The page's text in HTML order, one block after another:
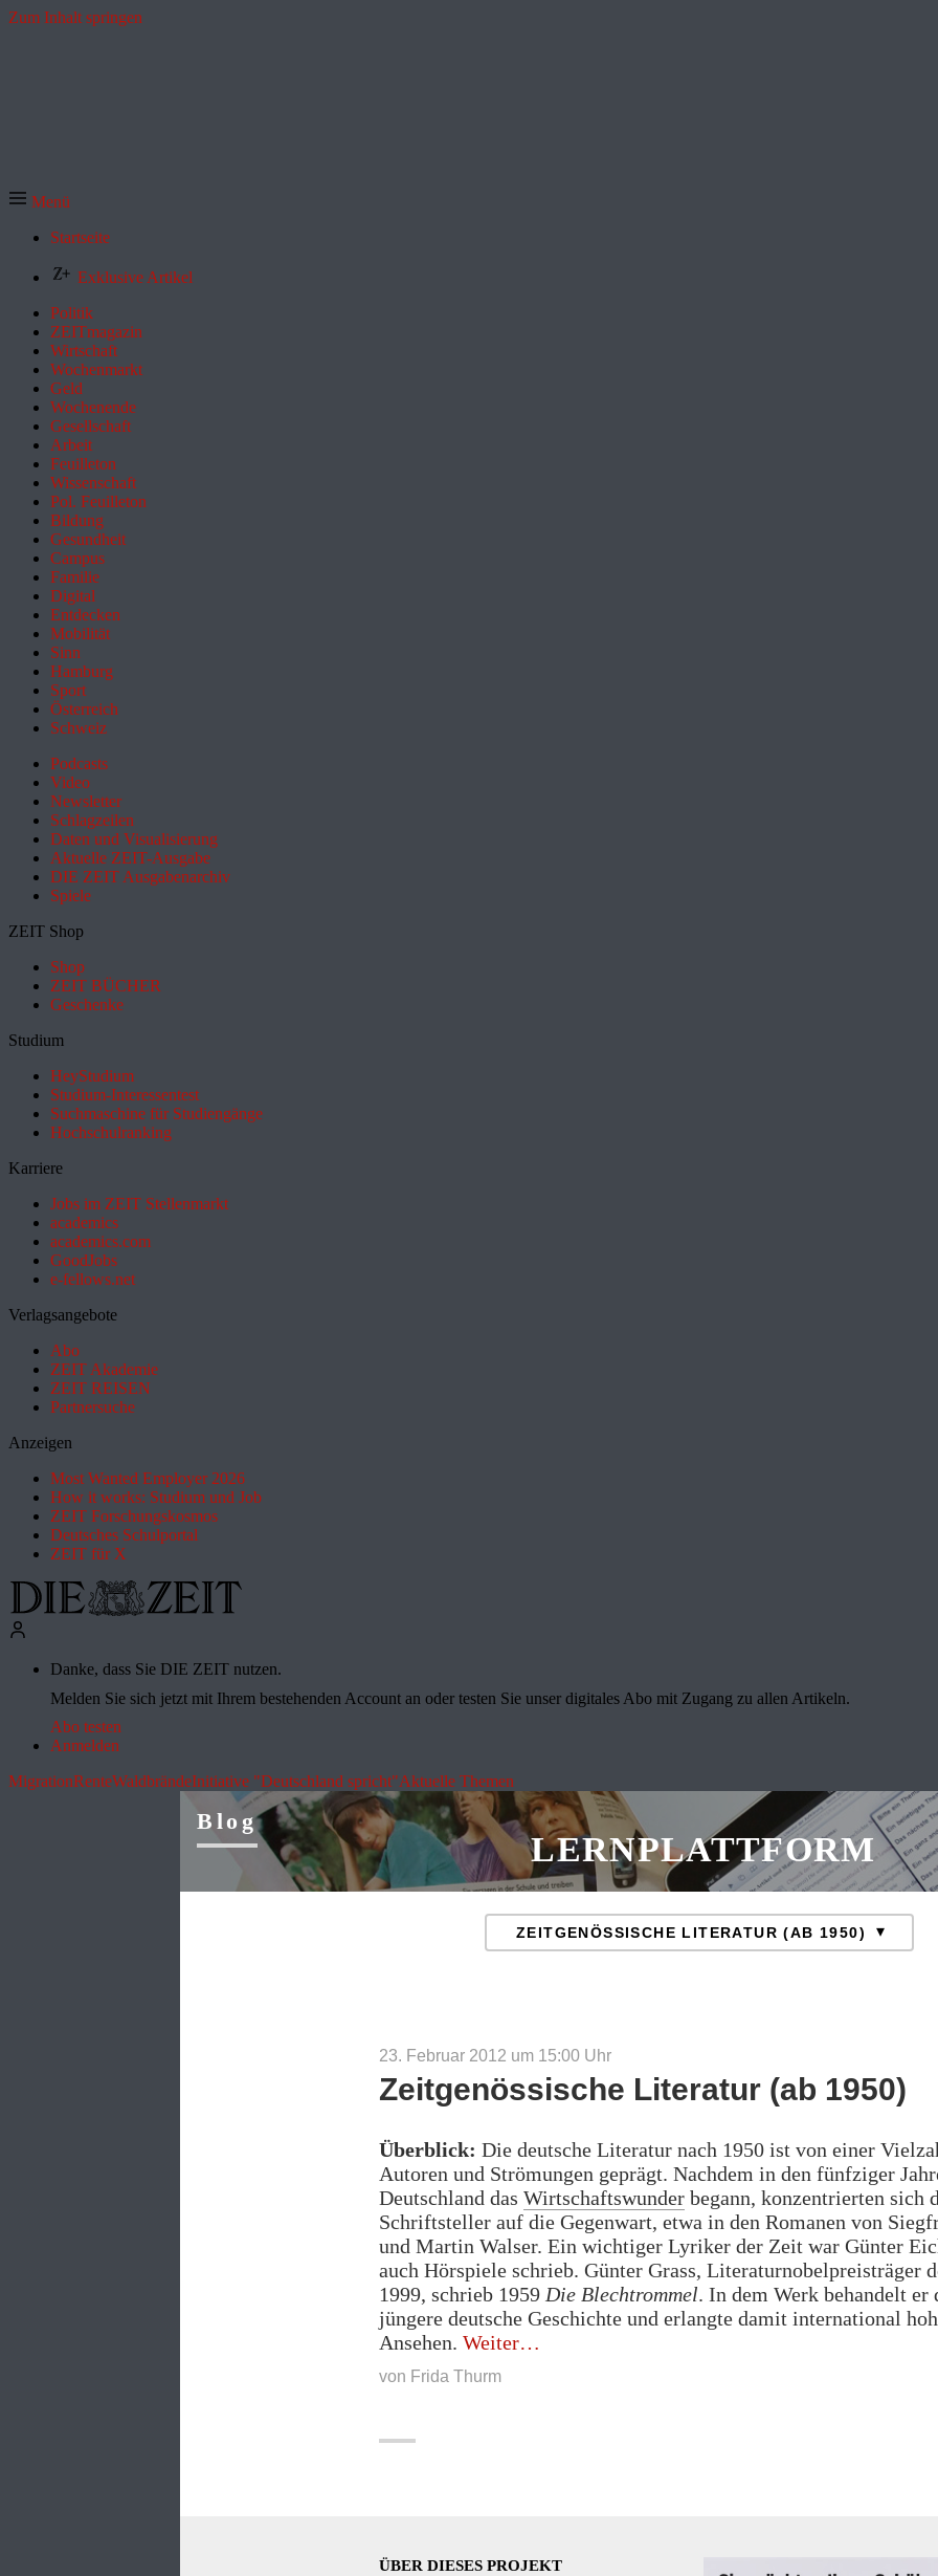
Zum Inhalt springen
Menü
Startseite
Exklusive Artikel
Politik
ZEITmagazin
Wirtschaft
Wochenmarkt
Geld
Wochenende
Gesellschaft
Arbeit
Feuilleton
Wissenschaft
Pol. Feuilleton
Bildung
Gesundheit
Campus
Familie
Digital
Entdecken
Mobilität
Sinn
Hamburg
Sport
Österreich
Schweiz
Podcasts
Video
Newsletter
Schlagzeilen
Daten und Visualisierung
Aktuelle ZEIT-Ausgabe
DIE ZEIT Ausgabenarchiv
Spiele
ZEIT Shop
Shop
ZEIT BÜCHER
Geschenke
Studium
HeyStudium
Studium-Interessentest
Suchmaschine für Studiengänge
Hochschulranking
Karriere
Jobs im ZEIT Stellenmarkt
academics
academics.com
GoodJobs
e-fellows.net
Verlagsangebote
Abo
ZEIT Akademie
ZEIT REISEN
Partnersuche
Anzeigen
Most Wanted Employer 2026
How it works: Studium und Job
ZEIT Forschungskosmos
Deutsches Schulportal
ZEIT für X
Danke, dass Sie DIE ZEIT nutzen.
Melden Sie sich jetzt mit Ihrem bestehenden Account an oder testen Sie unser digitales Abo mit Zugang zu allen Artikeln.
Abo testen
Anmelden
MigrationRenteWaldbrändeInitiative "Deutschland spricht"Aktuelle Themen
Blog
LERNPLATTFORM
23. Februar 2012 um 15:00 Uhr
Zeitgenössische Literatur (ab 1950)
Überblick: Die deutsche Literatur nach 1950 ist von einer
Autoren und Strömungen geprägt. Nachdem in den fünfziger
Deutschland das Wirtschaftswunder begann, konzentrierten sich
Schriftsteller auf die Gegenwart, etwa in den Romanen von
und Martin Walser. Ein wichtiger Lyriker der Zeit war Günter
auch Hörspiele schrieb. Günter Grass, Literaturnobelpreisträger
1999, schrieb 1959 Die Blechtrommel. In dem Werk behandelt er
jüngere deutsche Geschichte und erlangte damit international
Ansehen. Weiter„Zeitgenössische
von Frida Thurm
ÜBER DIESES PROJEKT